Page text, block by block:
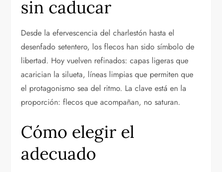
sin caducar
Desde la efervescencia del charlestón hasta el
desenfado setentero, los flecos han sido símbolo de
libertad. Hoy vuelven refinados: capas ligeras que
acarician la silueta, líneas limpias que permiten que
el protagonismo sea del ritmo. La clave está en la
proporción: flecos que acompañan, no saturan.
Cómo elegir el
adecuado